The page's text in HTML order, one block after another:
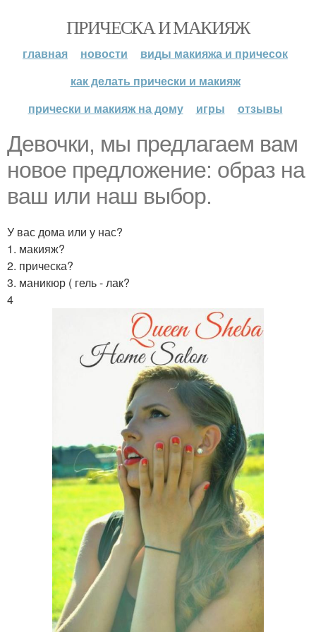
ПРИЧЕСКА И МАКИЯЖ
главная новости
виды макияжа и причесок
как делать прически и макияж
прически и макияж на дому
игры отзывы
Девочки, мы предлагаем вам
новое предложение: образ на
ваш или наш выбор.
У вас дома или у нас?
1. макияж?
2. прическа?
3. маникюр ( гель - лак?
4